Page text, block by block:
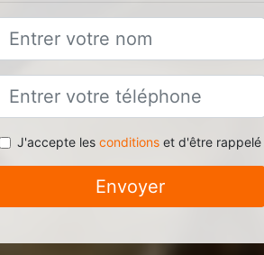
J'accepte les conditionset d'être rappelé
Envoyer